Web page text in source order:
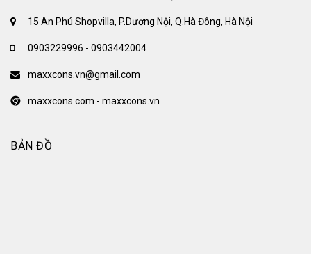
15 An Phú Shopvilla, P.Dương Nội, Q.Hà Đông, Hà Nội
0903229996 - 0903442004
maxxcons.vn@gmail.com
maxxcons.com - maxxcons.vn
BẢN ĐỒ